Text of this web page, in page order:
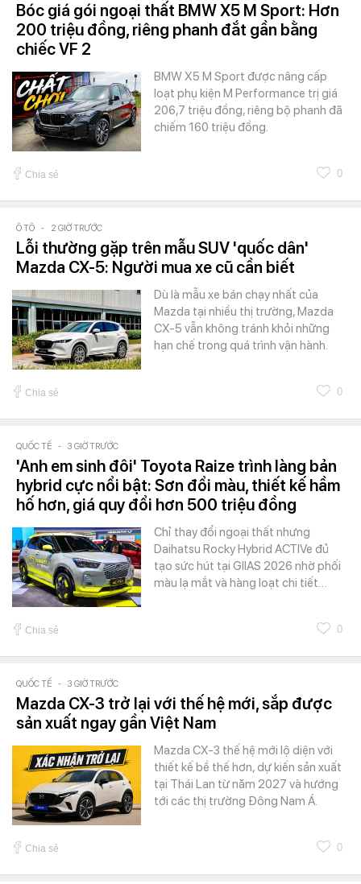
Bóc giá gói ngoại thất BMW X5 M Sport: Hơn
200 triệu đồng, riêng phanh đắt gần bằng
chiếc VF 2
BMW X5 M Sport được nâng cấp
loạt phụ kiện M Performance trị giá
206,7 triệu đồng, riêng bộ phanh đã
chiếm 160 triệu đồng.
Chia sẻ 0
Ô TÔ - 2 GIỜ TRƯỚC
Lỗi thường gặp trên mẫu SUV 'quốc dân'
Mazda CX-5: Người mua xe cũ cần biết
Dù là mẫu xe bán chạy nhất của
Mazda tại nhiều thị trường, Mazda
CX-5 vẫn không tránh khỏi những
hạn chế trong quá trình vận hành.
Chia sẻ 0
QUỐC TẾ - 3 GIỜ TRƯỚC
'Anh em sinh đôi' Toyota Raize trình làng bản
hybrid cực nổi bật: Sơn đổi màu, thiết kế hầm
hố hơn, giá quy đổi hơn 500 triệu đồng
Chỉ thay đổi ngoại thất nhưng
Daihatsu Rocky Hybrid ACTIVe đủ
tạo sức hút tại GIIAS 2026 nhờ phối
màu lạ mắt và hàng loạt chi tiết…
Chia sẻ 0
QUỐC TẾ - 3 GIỜ TRƯỚC
Mazda CX-3 trở lại với thế hệ mới, sắp được
sản xuất ngay gần Việt Nam
Mazda CX-3 thế hệ mới lộ diện với
thiết kế bề thế hơn, dự kiến sản xuất
tại Thái Lan từ năm 2027 và hướng
tới các thị trường Đông Nam Á.
Chia sẻ 0